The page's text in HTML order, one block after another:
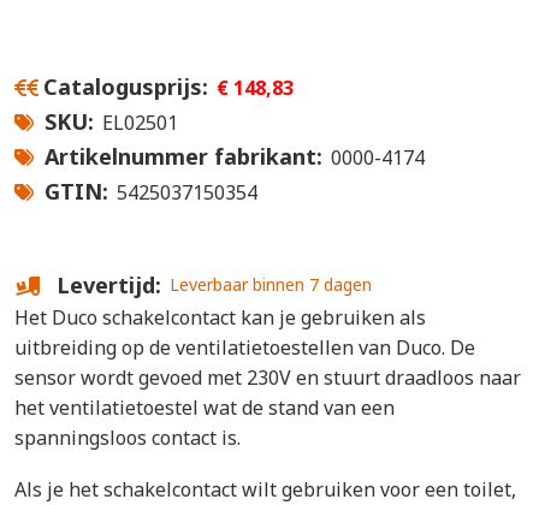
Catalogusprijs € 148,83
SKU EL02501
Artikelnummer fabrikant 0000-4174
GTIN 5425037150354
Levertijd Leverbaar binnen 7 dagen
Het Duco schakelcontact kan je gebruiken als
uitbreiding op de ventilatietoestellen van Duco. De
sensor wordt gevoed met 230V en stuurt draadloos naar
het ventilatietoestel wat de stand van een
spanningsloos contact is.
Als je het schakelcontact wilt gebruiken voor een toilet,